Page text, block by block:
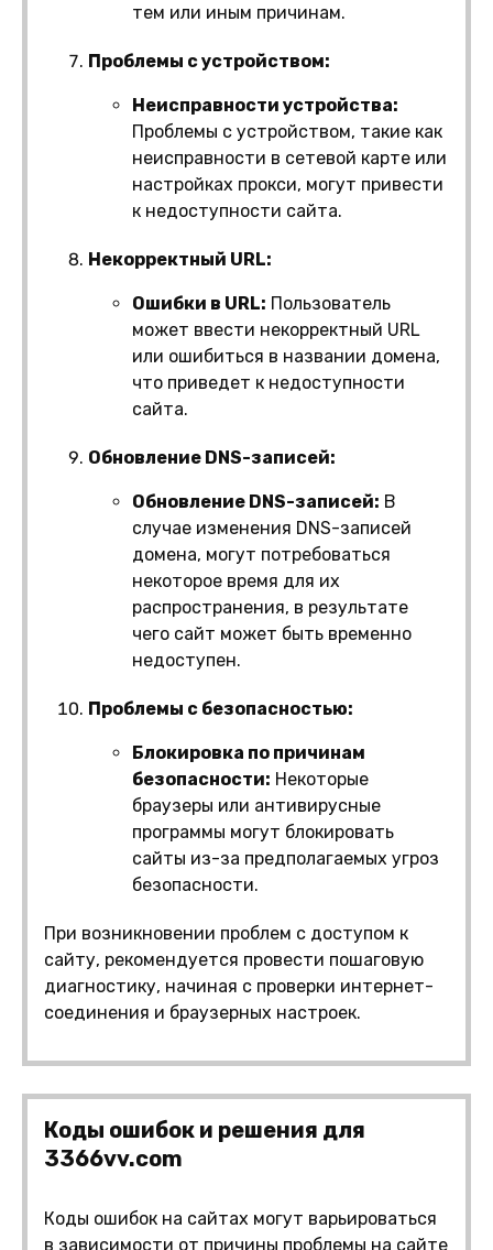
тем или иным причинам.
Проблемы с устройством:
Неисправности устройства:
Проблемы с устройством, такие как
неисправности в сетевой карте или
настройках прокси, могут привести
к недоступности сайта.
Некорректный URL:
Ошибки в URL: Пользователь
может ввести некорректный URL
или ошибиться в названии домена,
что приведет к недоступности
сайта.
Обновление DNS-записей:
Обновление DNS-записей: В
случае изменения DNS-записей
домена, могут потребоваться
некоторое время для их
распространения, в результате
чего сайт может быть временно
недоступен.
Проблемы с безопасностью:
Блокировка по причинам
безопасности: Некоторые
браузеры или антивирусные
программы могут блокировать
сайты из-за предполагаемых угроз
безопасности.
При возникновении проблем с доступом к
сайту, рекомендуется провести пошаговую
диагностику, начиная с проверки интернет-
соединения и браузерных настроек.
Коды ошибок и решения для
3366vv.com
Коды ошибок на сайтах могут варьироваться
в зависимости от причины проблемы на сайте